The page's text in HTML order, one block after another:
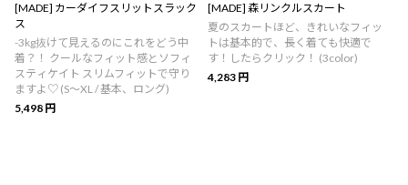
[MADE] カーダイフスリットスラック
ス
-3kg抜けて見えるのにこれをどう中
着？！ クールなフィット感とソフィ
スティケイト スリムフィットで守り
ますよ♡ (S～XL / 基本、ロング)
5,498 円
[MADE] 森リンクルスカート
夏のスカートほど、きれいなフィッ
トは基本的で、長く着ても快適で
す！したらクリック！ (3color)
4,283 円